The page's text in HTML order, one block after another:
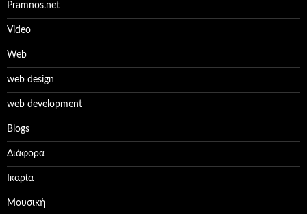
Pramnos.net
Video
Web
web design
web development
Βlogs
Διάφορα
Ικαρία
Μουσική